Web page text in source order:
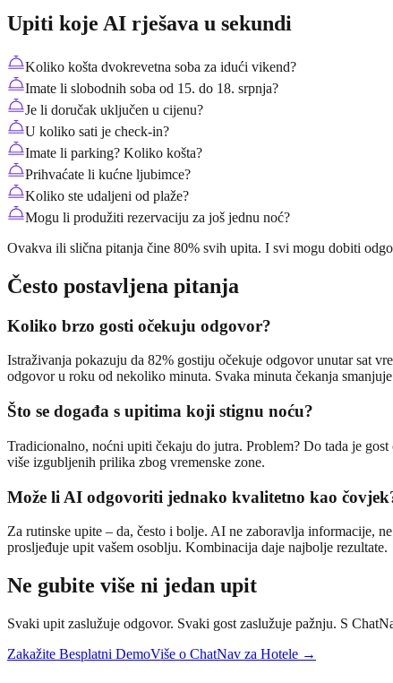
Upiti koje AI rješava u sekundi
Koliko košta dvokrevetna soba za idući vikend?
Imate li slobodnih soba od 15. do 18. srpnja?
Je li doručak uključen u cijenu?
U koliko sati je check-in?
Imate li parking? Koliko košta?
Prihvaćate li kućne ljubimce?
Koliko ste udaljeni od plaže?
Mogu li produžiti rezervaciju za još jednu noć?
Ovakva ili slična pitanja čine 80% svih upita. I svi mogu dobiti
Često postavljena pitanja
Koliko brzo gosti očekuju odgovor?
Istraživanja pokazuju da 82% gostiju očekuje odgovor unutar sat
odgovor u roku od nekoliko minuta. Svaka minuta čekanja
Što se događa s upitima koji stignu noću?
Tradicionalno, noćni upiti čekaju do jutra. Problem? Do tada je
više izgubljenih prilika zbog vremenske zone.
Može li AI odgovoriti jednako kvalitetno kao
Za rutinske upite – da, često i bolje. AI ne zaboravlja informacije,
prosljeđuje upit vašem osoblju. Kombinacija daje najbolje rezultate.
Ne gubite više ni jedan upit
Svaki upit zaslužuje odgovor. Svaki gost zaslužuje pažnju. S
Zakažite Besplatni DemoViše o ChatNav za Hotele →